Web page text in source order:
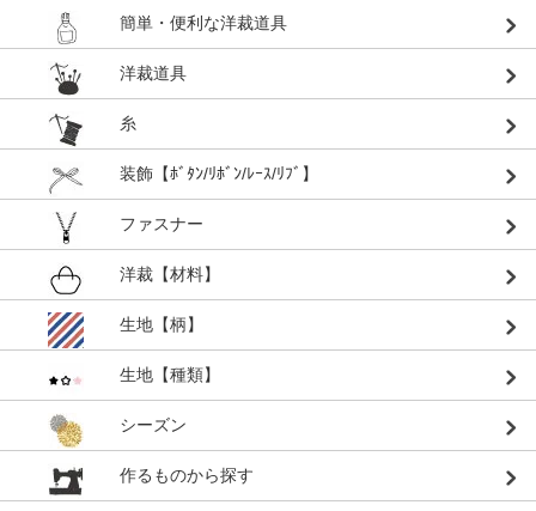
簡単・便利な洋裁道具
洋裁道具
糸
装飾【ﾎﾞﾀﾝ/ﾘﾎﾞﾝ/ﾚｰｽ/ﾘﾌﾞ】
ファスナー
洋裁【材料】
生地【柄】
生地【種類】
シーズン
作るものから探す